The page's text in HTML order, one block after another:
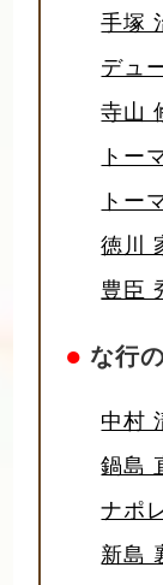
手塚
デュ
寺山
トー
トー
徳川
豊臣
● な行
中村
鍋島
ナポ
新島